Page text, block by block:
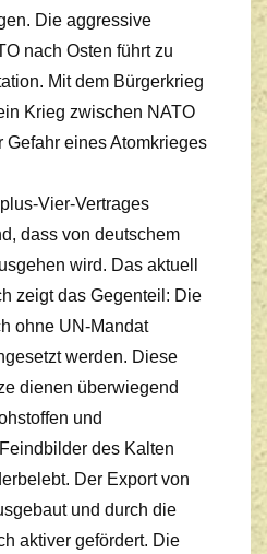
Die aggressive
nach Osten führt zu
Mit dem Bürgerkrieg
Krieg zwischen NATO
Gefahr eines Atomkrieges
Vier-Vertrages
dass von deutschem
wird. Das aktuell
zeigt das Gegenteil: Die
ohne UN-Mandat
werden. Diese
dienen überwiegend
und
des Kalten
Der Export von
und durch die
aktiver gefördert. Die